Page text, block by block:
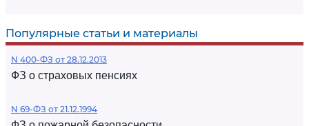
Популярные статьи и материалы
N 400-ФЗ от 28.12.2013
ФЗ о страховых пенсиях
N 69-ФЗ от 21.12.1994